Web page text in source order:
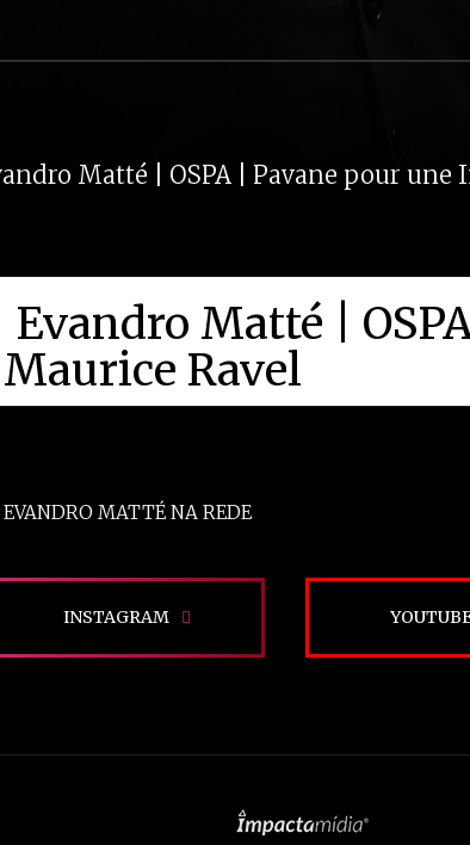
Matté | OSPA | Pavane pour
Matté |
Ravel
EVANDRO MATTÉ NA REDE
INSTAGRAM